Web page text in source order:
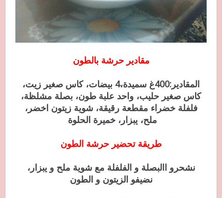
مقادير حرشة بالطون
المقادير:400غ سميدة،4 بيضات، كاس صغير زيت،
كاس صغير حليب، واحد علبة طون، بصلة مشلظة،
فلفلة خضراء مقطعة رقيقة، شوية زيتون اخضر،
ملح، يبزار، خميرة الحلوة
طريقة تحضير حرشة الطون
نشحرو االبصلة و الفلفلة مع شوية ملح و يبزار،
نضيفو الزيتون و الطون